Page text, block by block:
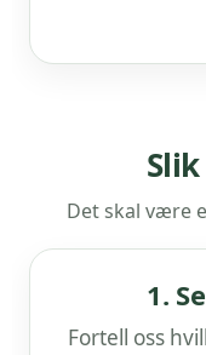
Det skal være
1.
Fortell oss